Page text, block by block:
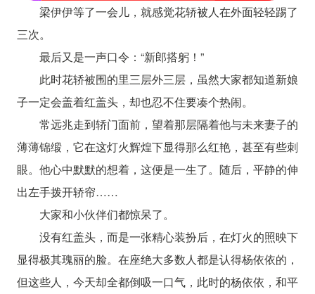
梁伊伊等了一会儿，就感觉花轿被人在外面轻轻踢了
三次。
最后又是一声口令：“新郎搭躬！”
此时花轿被围的里三层外三层，虽然大家都知道新娘
子一定会盖着红盖头，却也忍不住要凑个热闹。
常远兆走到轿门面前，望着那层隔着他与未来妻子的
薄薄锦缎，它在这灯火辉煌下显得那么红艳，甚至有些刺
眼。他心中默默的想着，这便是一生了。随后，平静的伸
出左手拨开轿帘……
大家和小伙伴们都惊呆了。
没有红盖头，而是一张精心装扮后，在灯火的照映下
显得极其瑰丽的脸。在座绝大多数人都是认得杨依依的，
但这些人，今天却全都倒吸一口气，此时的杨依依，和平